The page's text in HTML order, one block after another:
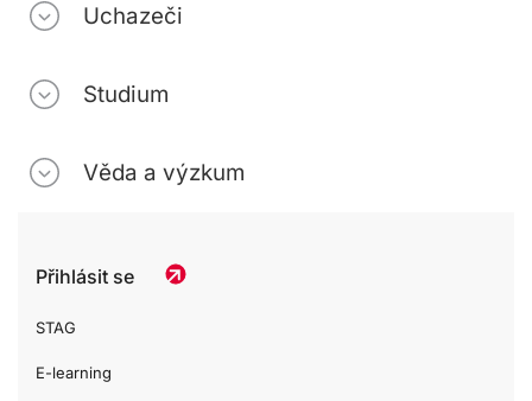
Uchazeči
Studium
Věda a výzkum
Přihlásit se
STAG
E-learning